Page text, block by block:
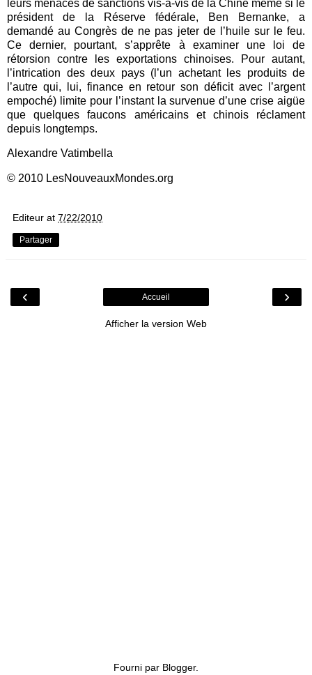
leurs menaces de sanctions vis-à-vis de la Chine même si le
président de la Réserve fédérale, Ben Bernanke, a
demandé au Congrès de ne pas jeter de l’huile sur le feu.
Ce dernier, pourtant, s’apprête à examiner une loi de
rétorsion contre les exportations chinoises. Pour autant,
l’intrication des deux pays (l’un achetant les produits de
l’autre qui, lui, finance en retour son déficit avec l’argent
empoché) limite pour l’instant la survenue d’une crise aigüe
que quelques faucons américains et chinois réclament
depuis longtemps.
Alexandre Vatimbella
© 2010 LesNouveauxMondes.org
Editeur at 7/22/2010
Partager
‹ ›
Accueil
Afficher la version Web
Fourni par Blogger.